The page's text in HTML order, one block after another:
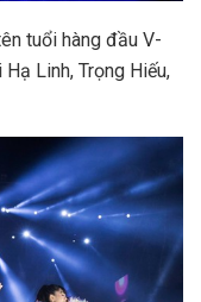
tuổi hàng đầu V-
Linh, Trọng Hiếu,